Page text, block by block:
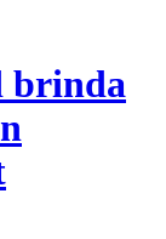
brinda